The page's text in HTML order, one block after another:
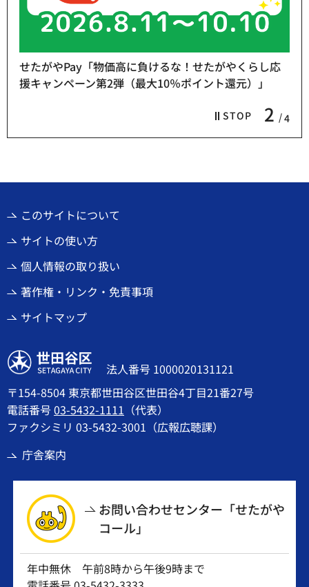
STOP 2 4
せたがやPay「物価高に負けるな！せたがやくらし応
援キャンペーン第2弾（最大10％ポイント還元）」
このサイトについて
サイトの使い方
個人情報の取り扱い
著作権・リンク・免責事項
サイトマップ
世田谷区
法人番号 1000020131121
〒154-8504 東京都世田谷区世田谷4丁目21番27号
電話番号03-5432-1111 （代表）
ファクシミリ 03-5432-3001（広報広聴課）
庁舎案内
お問い合わせセンター「せたがや
コール」
年中無休 午前8時から午後9時まで